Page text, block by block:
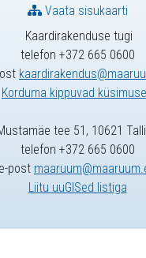
Kaardirakenduse tugi
telefon +372 665 0600
Korduma kippuvad
Vaata sisukaarti
tee 51, 10621
telefon +372 665 0600
e-post
Liitu uuGISed listiga